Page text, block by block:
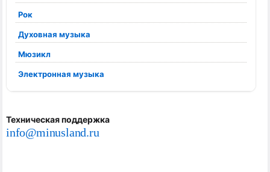
Рок
Духовная музыка
Мюзикл
Электронная музыка
Техническая поддержка
info@minusland.ru